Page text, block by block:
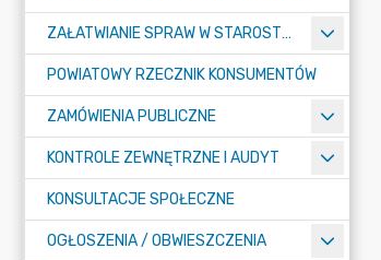
ZAŁATWIANIE SPRAW W STAROSTWIE
POWIATOWY RZECZNIK KONSUMENTÓW
ZAMÓWIENIA PUBLICZNE
KONTROLE ZEWNĘTRZNE I AUDYT
KONSULTACJE SPOŁECZNE
OGŁOSZENIA / OBWIESZCZENIA